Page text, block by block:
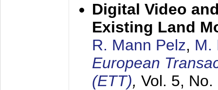
Digital Video
Existing Land
R. Mann Pelz, M.
European
(ETT), Vol. 5,